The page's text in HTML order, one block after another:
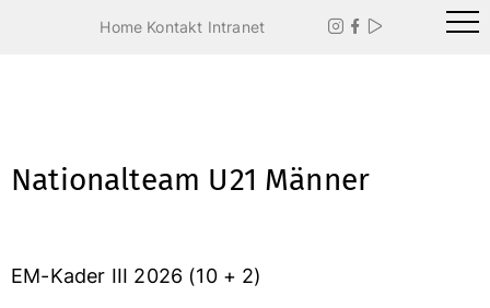
Home Kontakt Intranet   
Nationalteam U21 Männer
EM-Kader III 2026 (10 + 2)